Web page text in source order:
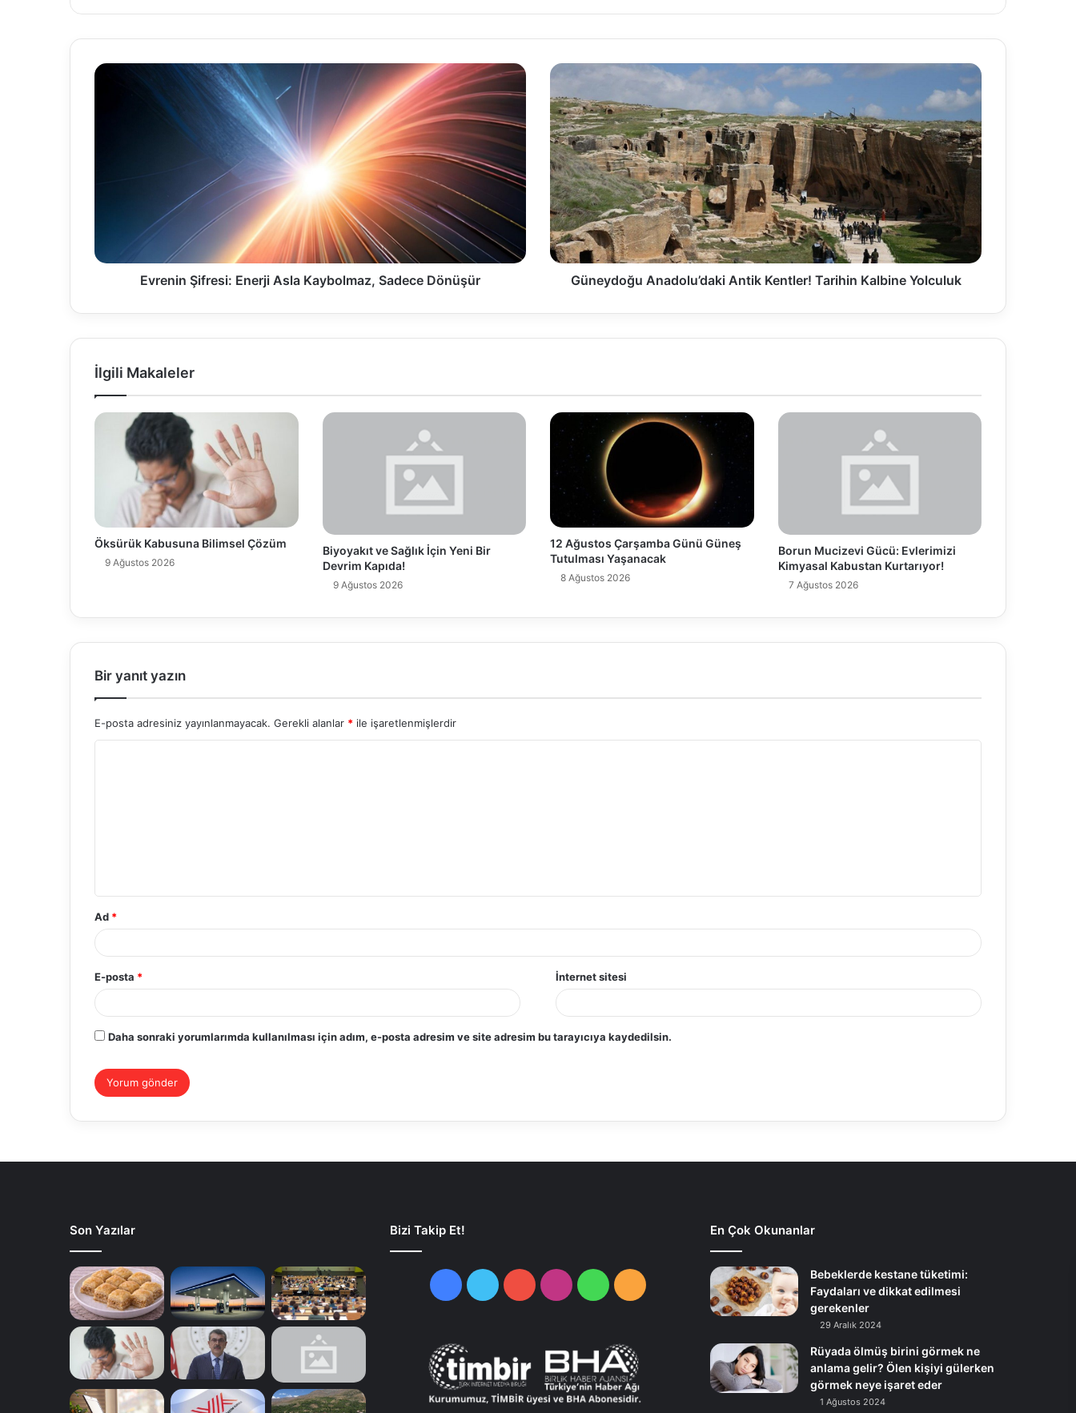
Evrenin Şifresi: Enerji Asla Kaybolmaz, Sadece Dönüşür Güneydoğu Anadolu’daki Antik Kentler! Tarihin Kalbine Yolculuk
İlgili Makaleler
Öksürük Kabusuna Bilimsel Çözüm
9 Ağustos 2026
Biyoyakıt ve Sağlık İçin Yeni Bir
Devrim Kapıda!
9 Ağustos 2026
12 Ağustos Çarşamba Günü Güneş
Tutulması Yaşanacak
8 Ağustos 2026
Borun Mucizevi Gücü: Evlerimizi
Kimyasal Kabustan Kurtarıyor!
7 Ağustos 2026
Bir yanıt yazın
E-posta adresiniz yayınlanmayacak. Gerekli alanlar * ile işaretlenmişlerdir
Ad *
E-posta * İnternet sitesi
Daha sonraki yorumlarımda kullanılması için adım, e-posta adresim ve site adresim bu tarayıcıya kaydedilsin.
Son Yazılar Bizi Takip Et!
FacebookTwitterYouTubeInstagramWhatsApp
RSS
En Çok Okunanlar
Bebeklerde kestane tüketimi:
Faydaları ve dikkat edilmesi
gerekenler
29 Aralık 2024
Rüyada ölmüş birini görmek ne
anlama gelir? Ölen kişiyi gülerken
görmek neye işaret eder
1 Ağustos 2024